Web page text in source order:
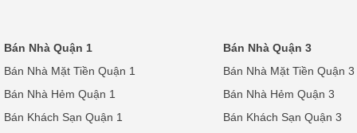
Bán Nhà Quận 1
Bán Nhà Quận 3
Bán Nhà Mặt Tiền Quận 1
Bán Nhà Mặt Tiền Quận 3
Bán Nhà Hẻm Quận 1
Bán Nhà Hẻm Quận 3
Bán Khách Sạn Quận 1
Bán Khách Sạn Quận 3